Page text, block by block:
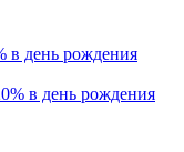
в день рождения